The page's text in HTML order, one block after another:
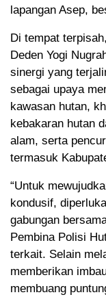
lapangan Asep,
Di tempat
Deden Yogi
sinergi yang
sebagai upaya
kawasan hutan,
kebakaran hutan
alam, serta
termasuk
“Untuk
kondusif,
gabungan
Pembina Polisi
terkait. Selain
memberikan
membuang